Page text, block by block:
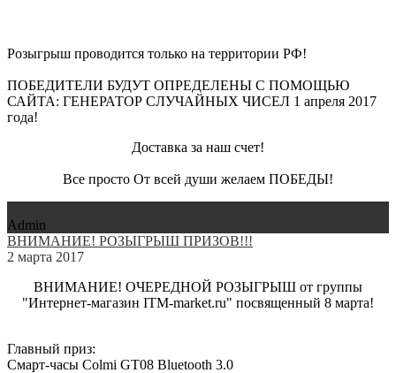
Розыгрыш проводится только на территории РФ!
ПОБЕДИТЕЛИ БУДУТ ОПРЕДЕЛЕНЫ С ПОМОЩЬЮ
САЙТА: ГЕНЕРАТОР СЛУЧАЙНЫХ ЧИСЕЛ 1 апреля 2017
года!
Доставка за наш счет!
Все просто От всей души желаем ПОБЕДЫ!
Admin
ВНИМАНИЕ! РОЗЫГРЫШ ПРИЗОВ!!!
2 марта 2017
ВНИМАНИЕ! ОЧЕРЕДНОЙ РОЗЫГРЫШ от группы
"Интернет-магазин ITM-market.ru" посвященный 8 марта!
Главный приз:
Смарт-часы Colmi GT08 Bluetooth 3.0